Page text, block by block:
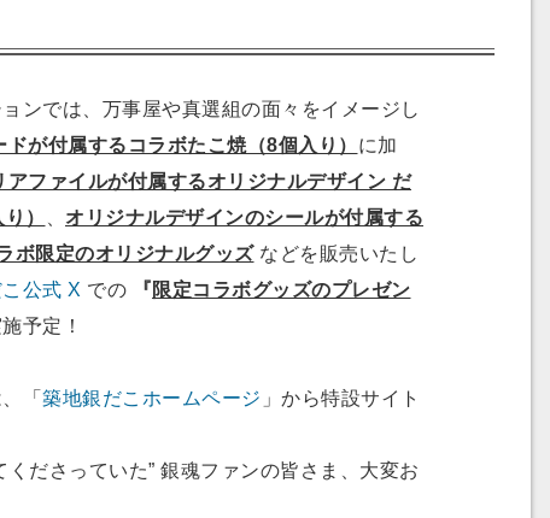
ンでは、万事屋や真選組の面々をイメージし
が付属するコラボたこ焼（8個入り） に加
アファイルが付属するオリジナルデザイン だ
）
オリジナルデザインのシールが付属する
ボ限定のオリジナルグッズなどを販売いたし
公式 X での 『限定コラボグッズのプレゼン
予定！
「 築地銀だこホームページ 」から特設サイト
ださっていた” 銀魂ファンの皆さま、大変お